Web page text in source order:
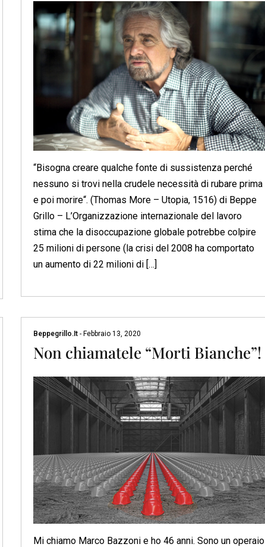
“Bisogna creare qualche fonte di sussistenza perché
nessuno si trovi nella crudele necessità di rubare prima
e poi morire“. (Thomas More – Utopia, 1516) di Beppe
Grillo – L’Organizzazione internazionale del lavoro
stima che la disoccupazione globale potrebbe colpire
25 milioni di persone (la crisi del 2008 ha comportato
un aumento di 22 milioni di […]
Beppegrillo.it -Febbraio 13, 2020
Non chiamatele “Morti Bianche”!
Mi chiamo Marco Bazzoni e ho 46 anni. Sono un operaio